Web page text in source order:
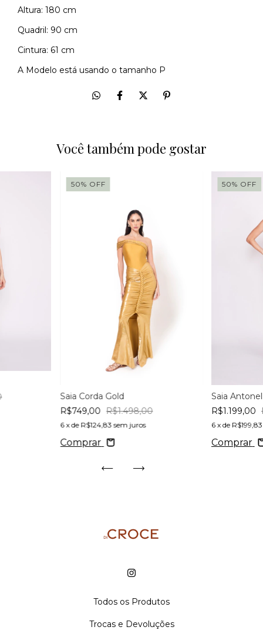
Altura: 180 cm
Quadril: 90 cm
Cintura: 61 cm
A Modelo está usando o tamanho P
Você também pode gostar
50% OFF
Saia Corda Gold
R$749,00 R$1.498,00
6 x de R$124,83 sem juros
Comprar
50% OFF
Saia
R$1.199,00
6 x de R$199,83
Comprar
Todos os Produtos
Trocas e Devoluções